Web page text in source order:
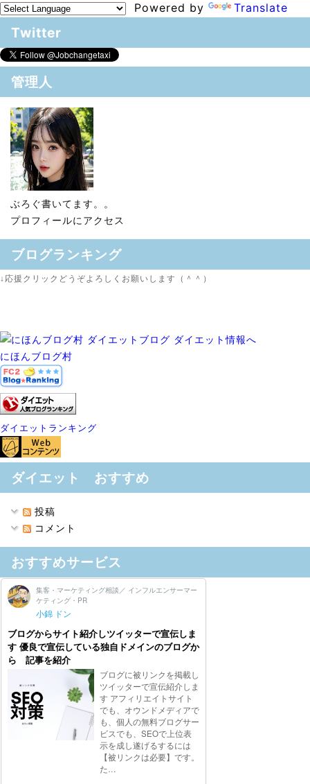
Powered by Translate
Twitter
管理人
ぶろぐ書いてます。。
プロフィールにアクセス
ブログランキング
↓応援クリックどうぞよろしくお願いします（＾＾）
にほんブログ村
ダイエットランキング
ダイエット おすすめ
投稿
コメント
おすすめサービス